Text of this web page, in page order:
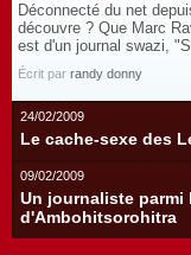
Déconnecté du net
découvre ? Que Marc
est d'un journal swazi,
Écrit par randy donny
24/02/2009
Le cache-sexe des
09/02/2009
Un journaliste parmi
d'Ambohitsorohitra